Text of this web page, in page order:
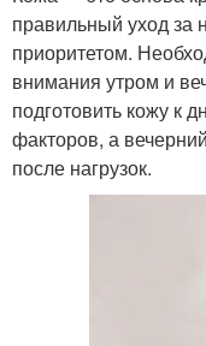
правильный уход
приоритетом.
внимания утром и
подготовить кожу к
факторов, а
после нагрузок.